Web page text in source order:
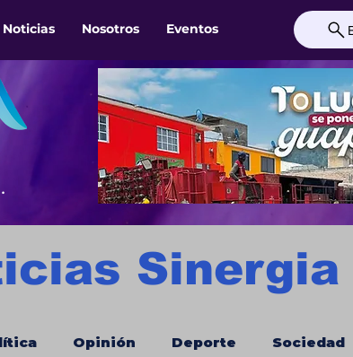
Noticias Nosotros Eventos
Sinergia
Opinión Deporte Sociedad